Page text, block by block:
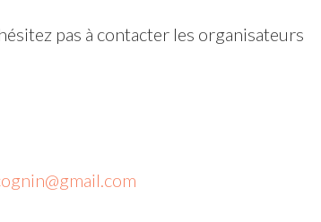
pas à contacter les organisateurs